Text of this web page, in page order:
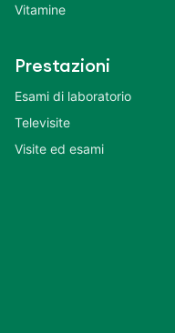
Vitamine
Prestazioni
Esami di laboratorio
Televisite
Visite ed esami